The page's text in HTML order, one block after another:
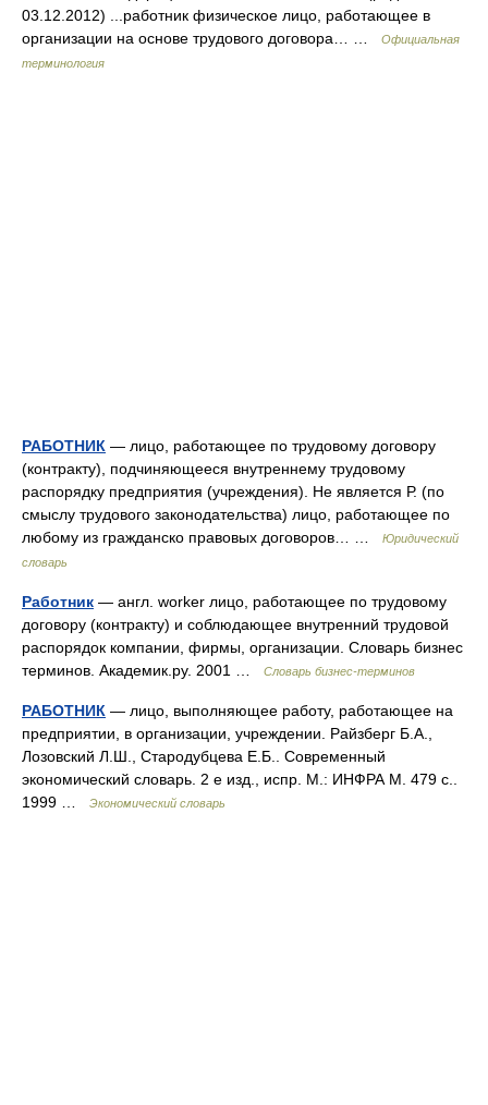
03.12.2012) ...работник физическое лицо, работающее в
организации на основе трудового договора… …
Официальная
терминология
РАБОТНИК — лицо, работающее по трудовому договору
(контракту), подчиняющееся внутреннему трудовому
распорядку предприятия (учреждения). Не является Р. (по
смыслу трудового законодательства) лицо, работающее по
любому из гражданско правовых договоров… …
Юридический
словарь
Работник — англ. worker лицо, работающее по трудовому
договору (контракту) и соблюдающее внутренний трудовой
распорядок компании, фирмы, организации. Словарь бизнес
терминов. Академик.ру. 2001 …
Словарь бизнес-терминов
РАБОТНИК — лицо, выполняющее работу, работающее на
предприятии, в организации, учреждении. Райзберг Б.А.,
Лозовский Л.Ш., Стародубцева Е.Б.. Современный
экономический словарь. 2 е изд., испр. М.: ИНФРА М. 479 с..
1999 …
Экономический словарь